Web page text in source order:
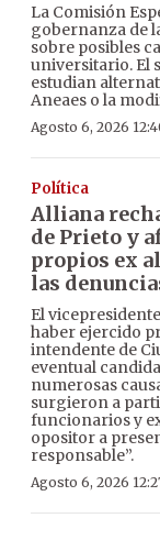
La Comisión
gobernanza de
sobre posibles
universitario. El
estudian
Aneaes o la
Agosto 6, 2026
Política
Alliana
de Prieto y
propios ex
las
El
haber ejercido
intendente de
eventual
numerosas
surgieron a
funcionarios y
opositor a
responsable”.
Agosto 6, 2026